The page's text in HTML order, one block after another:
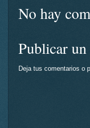
No hay
Publicar
Deja tus comentarios o